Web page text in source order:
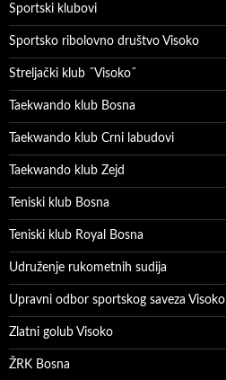
Sportski klubovi
Sportsko ribolovno društvo Visoko
Streljački klub ˝Visoko˝
Taekwando klub Bosna
Taekwando klub Crni labudovi
Taekwando klub Zejd
Teniski klub Bosna
Teniski klub Royal Bosna
Udruženje rukometnih sudija
Upravni odbor sportskog saveza Visoko
Zlatni golub Visoko
ŽRK Bosna